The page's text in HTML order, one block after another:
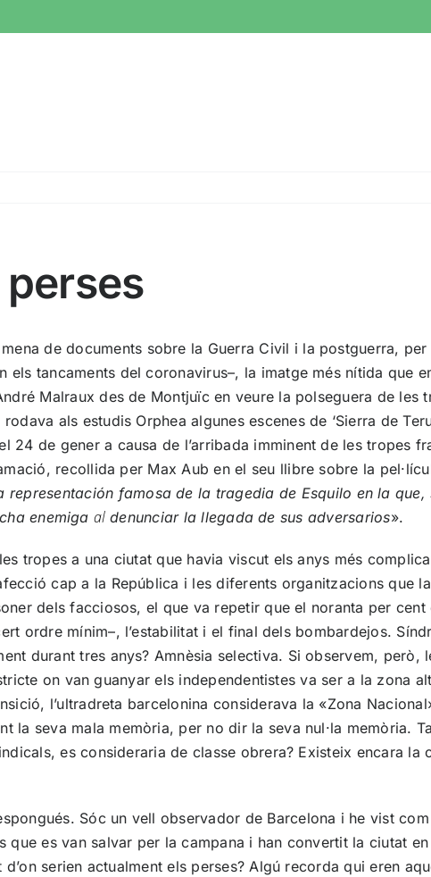
de documents sobre la Guerra Civil i la postguerra,
els tancaments del coronavirus–, la imatge més nítida que
Malraux des de Montjuïc en veure la polseguera de les
als estudis Orphea algunes escenes de ‘Sierra de
24 de gener a causa de l’arribada imminent de les tropes
recollida per MaxAub en el seu llibre sobre la
representación famosa de la tragedia de Esquilo en la que,
enemiga aldenunciar la llegada de sus adversarios».
tropes a una ciutat que havia viscut els anys més
cap a la República i les diferents organitzacions que
dels facciosos, el que va repetir que el noranta per
ordre mínim–, l’estabilitat i el final dels bombardejos.
durant tres anys? Amnèsia selectiva. Si observem, però,
on van guanyar els independentistes va ser a la zona
l’ultradreta barcelonina considerava la «Zona
la seva mala memòria, per no dir la seva nul·la memòria.
es consideraria de classe obrera? Existeix encara la
Sóc un vell observador de Barcelona i he vist
es van salvar per la campana i han convertit la ciutat
serien actualment els perses? Algú recorda qui eren